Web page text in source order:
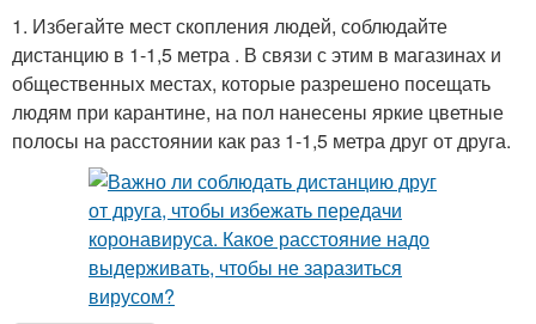
1. Избегайте мест скопления людей, соблюдайте
дистанцию в 1-1,5 метра . В связи с этим в магазинах и
общественных местах, которые разрешено посещать
людям при карантине, на пол нанесены яркие цветные
полосы на расстоянии как раз 1-1,5 метра друг от друга.